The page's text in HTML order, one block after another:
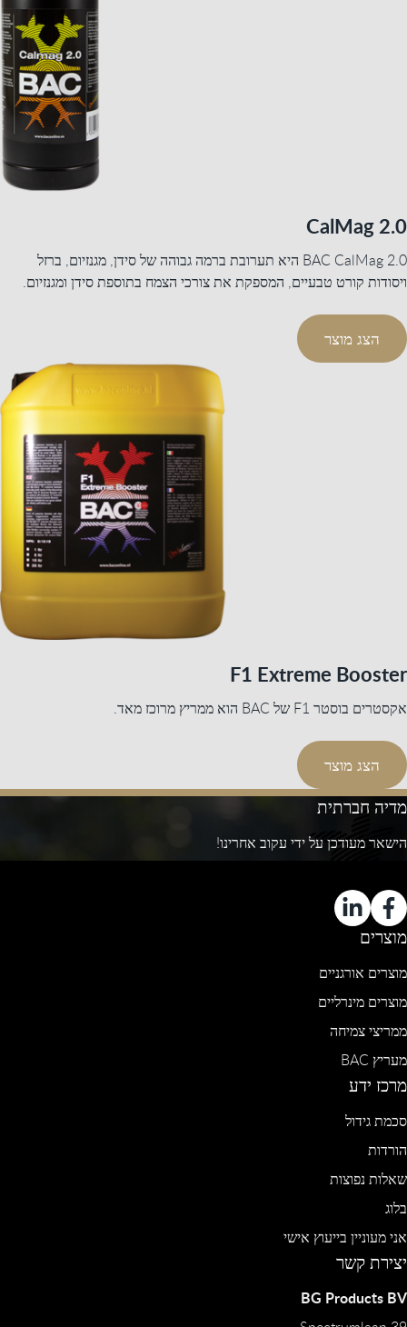
CalMag 2.0
BAC CalMag 2.0 היא תערובת ברמה גבוהה של סידן, מגנזיום, ברזל
ויסודות קורט טבעיים, המספקת את צורכי הצמח בתוספת סידן ומגנזיום.
הצג מוצר
F1 Extreme Booster
אקסטרים בוסטר F1 של BAC הוא ממריץ מרוכז מאד.
הצג מוצר
מדיה חברתית
הישאר מעודכן על ידי עקוב אחרינו!
מוצרים
מוצרים אורגניים
מוצרים מינרליים
ממריצי צמיחה
מעריץ BAC
מרכז ידע
סכמת גידול
הורדות
שאלות נפוצות
בלוג
אני מעוניין בייעוץ אישי
יצירת קשר
BG Products BV